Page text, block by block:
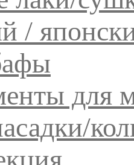
/
для